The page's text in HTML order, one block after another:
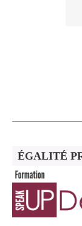
ÉGALITÉ